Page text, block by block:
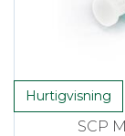
Hurtigvisning
SCP